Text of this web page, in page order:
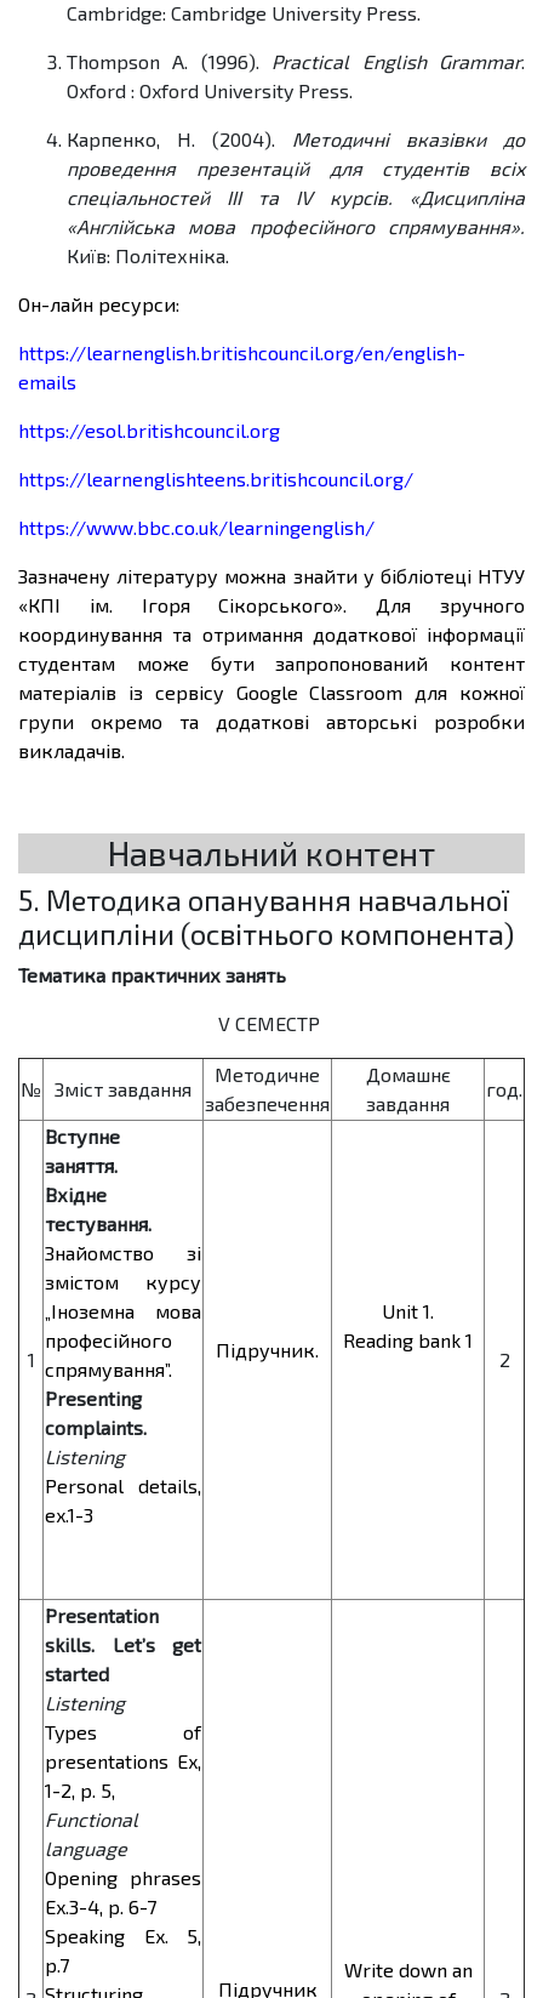
Cambridge: Cambridge University Press.
Thompson A. (1996). Practical English Grammar.
Oxford : Oxford University Press.
Карпенко, Н. (2004). Методичні вказівки до
проведення презентацій для студентів всіх
спеціальностей ІІІ та IV курсів. «Дисципліна
«Англійська мова професійного спрямування».
Київ: Політехніка.
Он-лайн ресурси:
https://learnenglish.britishcouncil.org/en/english-
emails
https://esol.britishcouncil.org
https://learnenglishteens.britishcouncil.org/
https://www.bbc.co.uk/learningenglish/
Зазначену літературу можна знайти у бібліотеці НТУУ
«КПІ ім. Ігоря Сікорського». Для зручного
координування та отримання додаткової інформації
студентам може бути запропонований контент
матеріалів із сервісу Google Classroom для кожної
групи окремо та додаткові авторські розробки
викладачів.
Навчальний контент
5. Методика опанування навчальної
дисципліни (освітнього компонента)
Тематика практичних занять
V СЕМЕСТР
№ Зміст завдання
Методичне
забезпечення
Домашнє
завдання
год.
1
Вступне
заняття.
Вхідне
тестування.
Знайомство зі
змістом курсу
„Іноземна мова
професійного
спрямування”.
Presenting
complaints.
Listening
Personal details,
ex.1-3
Підручник.
Unit 1.
Reading bank 1
2
Presentation
skills. Let’s get
started
Listening
Types of
presentations Ex,
1-2, p. 5,
Functional
language
Opening phrases
Ex.3-4, p. 6-7
Speaking Ex. 5,
p.7
Підручник
Write down an